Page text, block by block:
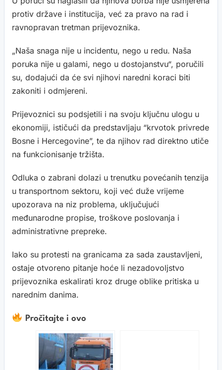
protiv države i institucija, već za pravo na rad i
ravnopravan tretman prijevoznika.
„Naša snaga nije u incidentu, nego u redu. Naša
poruka nije u galami, nego u dostojanstvu“, poručili
su, dodajući da će svi njihovi naredni koraci biti
zakoniti i odmjereni.
Prijevoznici su podsjetili i na svoju ključnu ulogu u
ekonomiji, ističući da predstavljaju “krvotok privrede
Bosne i Hercegovine”, te da njihov rad direktno utiče
na funkcionisanje tržišta.
Odluka o zabrani dolazi u trenutku povećanih tenzija
u transportnom sektoru, koji već duže vrijeme
upozorava na niz problema, uključujući
međunarodne propise, troškove poslovanja i
administrativne prepreke.
Iako su protesti na granicama za sada zaustavljeni,
ostaje otvoreno pitanje hoće li nezadovoljstvo
prijevoznika eskalirati kroz druge oblike pritiska u
narednim danima.
Pročitajte i ovo